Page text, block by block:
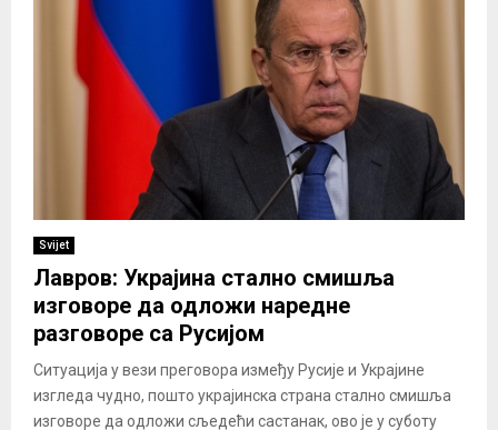
Svijet
Лавров: Украјина стално смишља
изговоре да одложи наредне
разговоре са Русијом
Ситуација у вези преговора између Русије и Украјине
изгледа чудно, пошто украјинска страна стално смишља
изговоре да одложи сљедећи састанак, ово је у суботу